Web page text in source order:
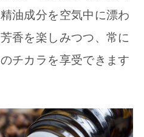
油成分を空気中に漂わ
香を楽しみつつ、常に
チカラを享受できます